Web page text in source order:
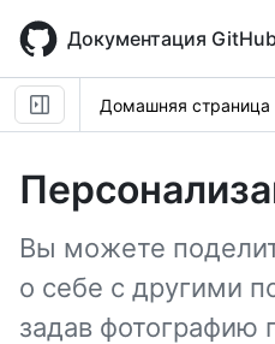
main
content
Документация
Домашняя страница
Вы можете
о себе с другими
задав фотографию